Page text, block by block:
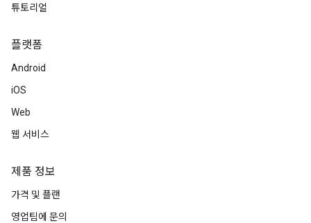
튜토리얼
플랫폼
Android
iOS
Web
웹 서비스
제품 정보
가격 및 플랜
영업팀에 문의